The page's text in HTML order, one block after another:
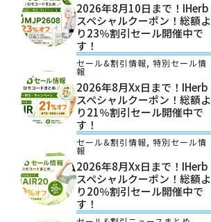
2026年8月10日まで！iHerb
スペシャルクーポン！総額よ
り23％割引セール開催中で
す！
セール&割引情報, 特別セール情
報
2026年8月xx日まで！iHerb
スペシャルクーポン！総額よ
り21％割引セール開催中で
す！
セール&割引情報, 特別セール情
報
2026年8月xx日まで！iHerb
スペシャルクーポン！総額よ
り20％割引セール開催中で
す！